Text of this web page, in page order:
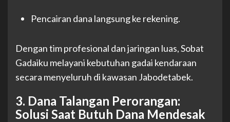
Pencairan dana langsung ke rekening.
Dengan tim profesional dan jaringan luas, Sobat
Gadaiku melayani kebutuhan gadai kendaraan
secara menyeluruh di kawasan Jabodetabek.
3. Dana Talangan Perorangan:
Solusi Saat Butuh Dana Mendesak